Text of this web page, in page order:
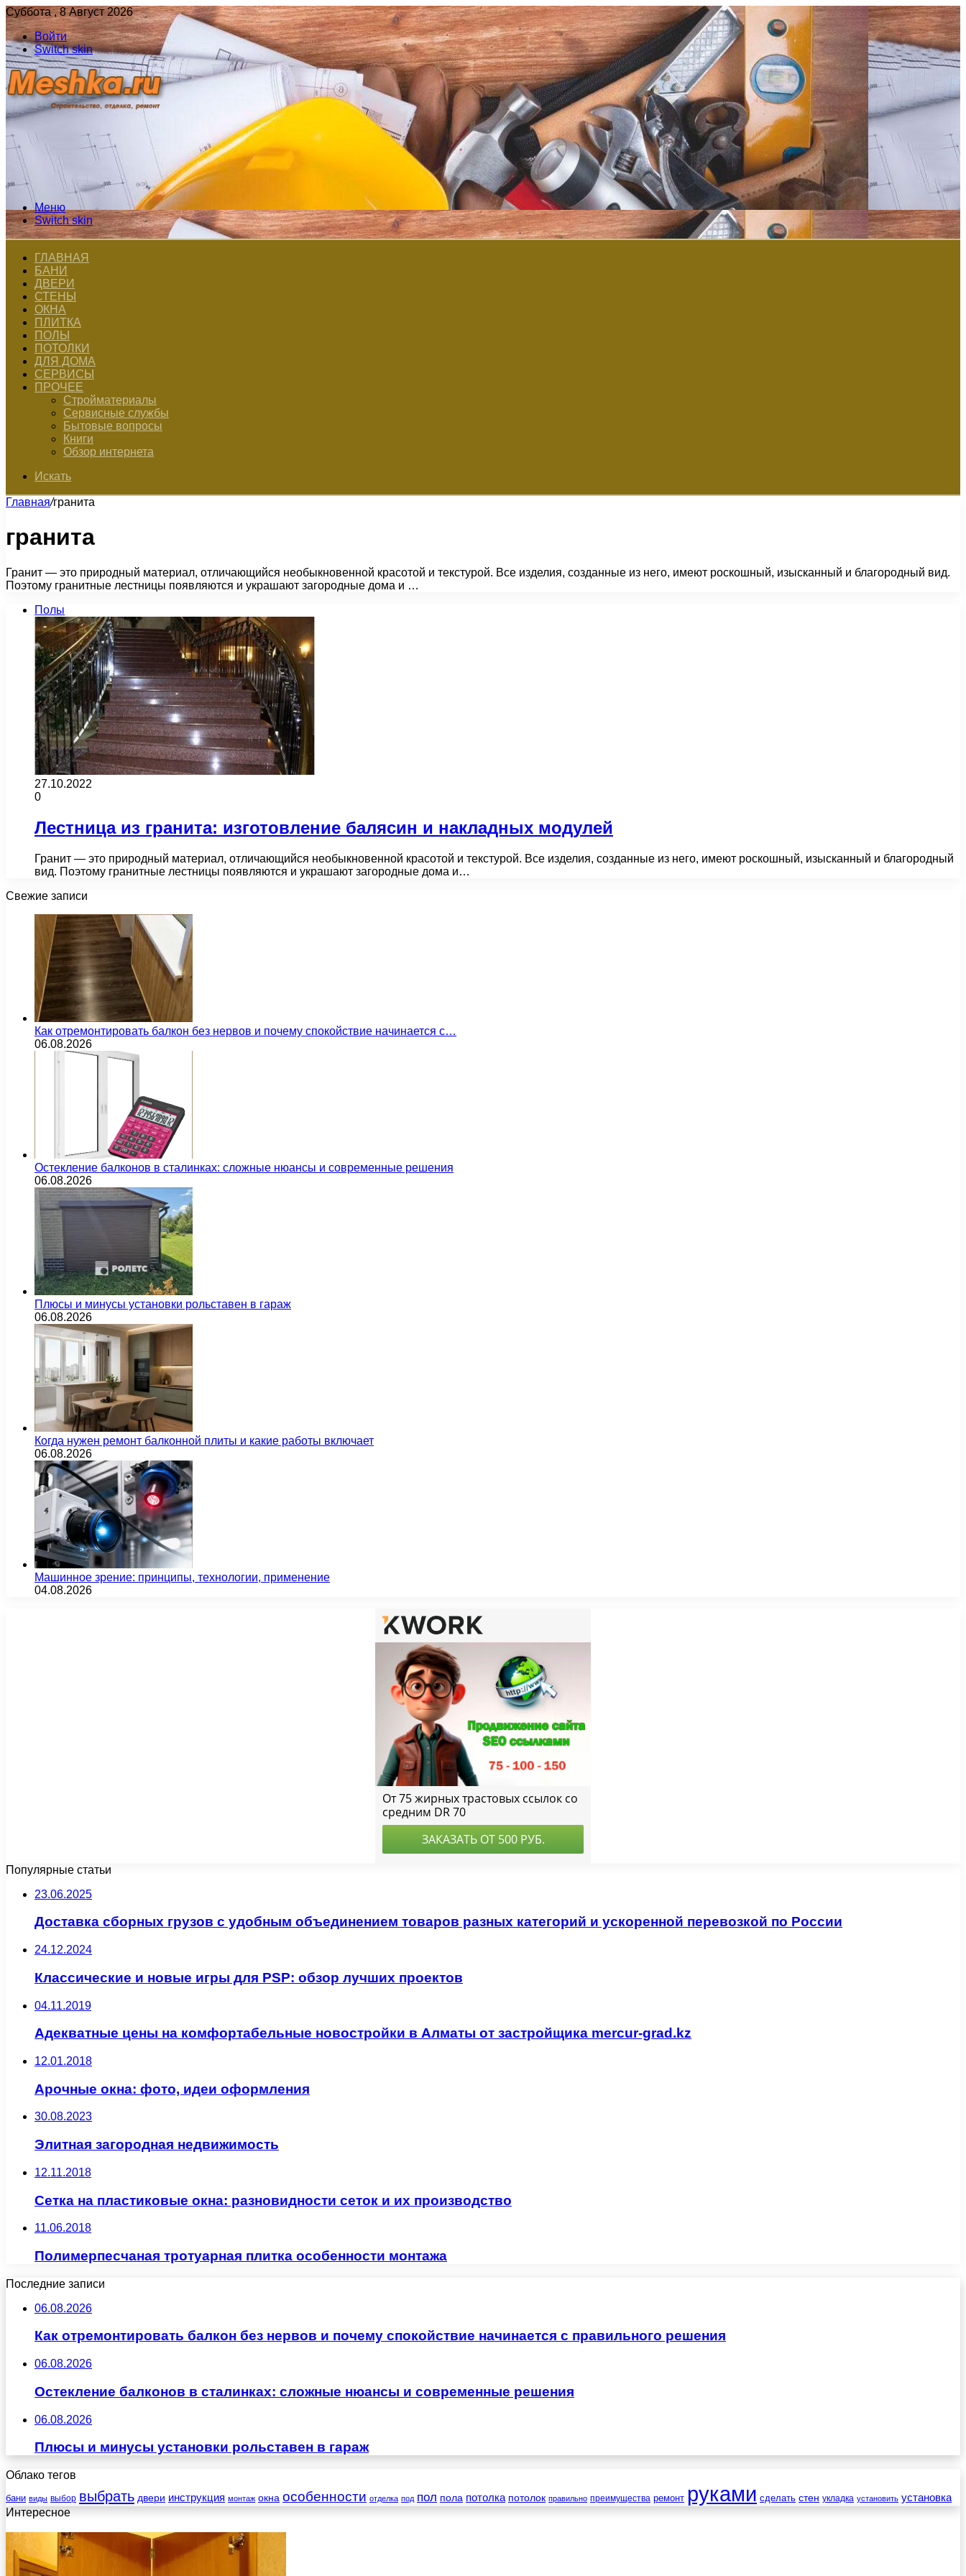
Суббота , 8 Август 2026
Войти
Switch skin
Меню
Switch skin
ГЛАВНАЯ
БАНИ
ДВЕРИ
СТЕНЫ
ОКНА
ПЛИТКА
ПОЛЫ
ПОТОЛКИ
ДЛЯ ДОМА
СЕРВИСЫ
ПРОЧЕЕ
Стройматериалы
Сервисные службы
Бытовые вопросы
Книги
Обзор интернета
Искать
Главная/гранита
гранита
Гранит — это природный материал, отличающийся необыкновенной красотой и текстурой. Все изделия, созданные из него, имеют роскошный, изысканный и благородный вид.
Поэтому гранитные лестницы появляются и украшают загородные дома и …
Полы
27.10.2022
0
Лестница из гранита: изготовление балясин и накладных модулей
Гранит — это природный материал, отличающийся необыкновенной красотой и текстурой. Все изделия, созданные из него, имеют роскошный, изысканный и благородный
вид. Поэтому гранитные лестницы появляются и украшают загородные дома и…
Свежие записи
Как отремонтировать балкон без нервов и почему спокойствие начинается с…
06.08.2026
Остекление балконов в сталинках: сложные нюансы и современные решения
06.08.2026
Плюсы и минусы установки рольставен в гараж
06.08.2026
Когда нужен ремонт балконной плиты и какие работы включает
06.08.2026
Машинное зрение: принципы, технологии, применение
04.08.2026
Популярные статьи
23.06.2025
Доставка сборных грузов с удобным объединением товаров разных категорий и ускоренной перевозкой по России
24.12.2024
Классические и новые игры для PSP: обзор лучших проектов
04.11.2019
Адекватные цены на комфортабельные новостройки в Алматы от застройщика mercur-grad.kz
12.01.2018
Арочные окна: фото, идеи оформления
30.08.2023
Элитная загородная недвижимость
12.11.2018
Сетка на пластиковые окна: разновидности сеток и их производство
11.06.2018
Полимерпесчаная тротуарная плитка особенности монтажа
Последние записи
06.08.2026
Как отремонтировать балкон без нервов и почему спокойствие начинается с правильного решения
06.08.2026
Остекление балконов в сталинках: сложные нюансы и современные решения
06.08.2026
Плюсы и минусы установки рольставен в гараж
Облако тегов
бани виды выбор выбрать двери инструкция монтаж окна особенности отделка под пол пола потолка потолок правильно преимущества ремонт руками сделать стен укладка установить установка
Интересное